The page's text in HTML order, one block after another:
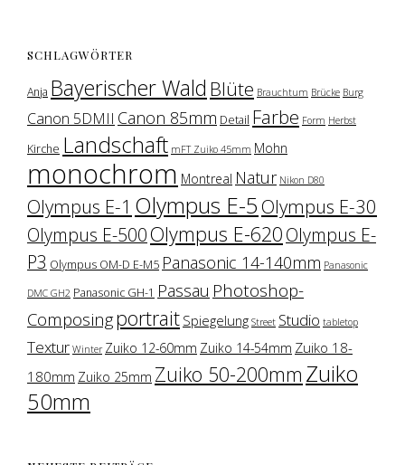
SCHLAGWÖRTER
Anja Bayerischer Wald Blüte Brauchtum Brücke Burg
Canon 5DMII Canon 85mm Detail Farbe Form Herbst
Kirche Landschaft mFT Zuiko 45mm Mohn
monochrom Montreal Natur Nikon D80
Olympus E-1 Olympus E-5 Olympus E-30
Olympus E-500Olympus E-620Olympus E-
P3 Olympus OM-D E-M5 Panasonic 14-140mm Panasonic
DMC GH2 Panasonic GH-1 Passau Photoshop-
Composingportrait Spiegelung Street Studio tabletop
Textur Winter Zuiko 12-60mm Zuiko 14-54mm Zuiko 18-
180mm Zuiko 25mm Zuiko 50-200mm Zuiko
50mm